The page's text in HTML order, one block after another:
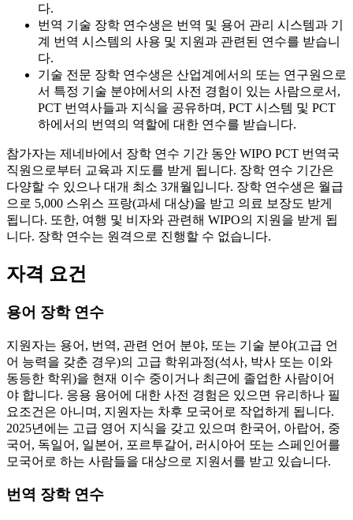
다.
번역 기술 장학 연수생은 번역 및 용어 관리 시스템과 기
계 번역 시스템의 사용 및 지원과 관련된 연수를 받습니
다.
기술 전문 장학 연수생은 산업계에서의 또는 연구원으로
서 특정 기술 분야에서의 사전 경험이 있는 사람으로서,
PCT 번역사들과 지식을 공유하며, PCT 시스템 및 PCT
하에서의 번역의 역할에 대한 연수를 받습니다.
참가자는 제네바에서 장학 연수 기간 동안 WIPO PCT 번역국
직원으로부터 교육과 지도를 받게 됩니다. 장학 연수 기간은
다양할 수 있으나 대개 최소 3개월입니다. 장학 연수생은 월급
으로 5,000 스위스 프랑(과세 대상)을 받고 의료 보장도 받게
됩니다. 또한, 여행 및 비자와 관련해 WIPO의 지원을 받게 됩
니다. 장학 연수는 원격으로 진행할 수 없습니다.
자격 요건
용어 장학 연수
지원자는 용어, 번역, 관련 언어 분야, 또는 기술 분야(고급 언
어 능력을 갖춘 경우)의 고급 학위과정(석사, 박사 또는 이와
동등한 학위)을 현재 이수 중이거나 최근에 졸업한 사람이어
야 합니다. 응용 용어에 대한 사전 경험은 있으면 유리하나 필
요조건은 아니며, 지원자는 차후 모국어로 작업하게 됩니다.
2025년에는 고급 영어 지식을 갖고 있으며 한국어, 아랍어, 중
국어, 독일어, 일본어, 포르투갈어, 러시아어 또는 스페인어를
모국어로 하는 사람들을 대상으로 지원서를 받고 있습니다.
번역 장학 연수